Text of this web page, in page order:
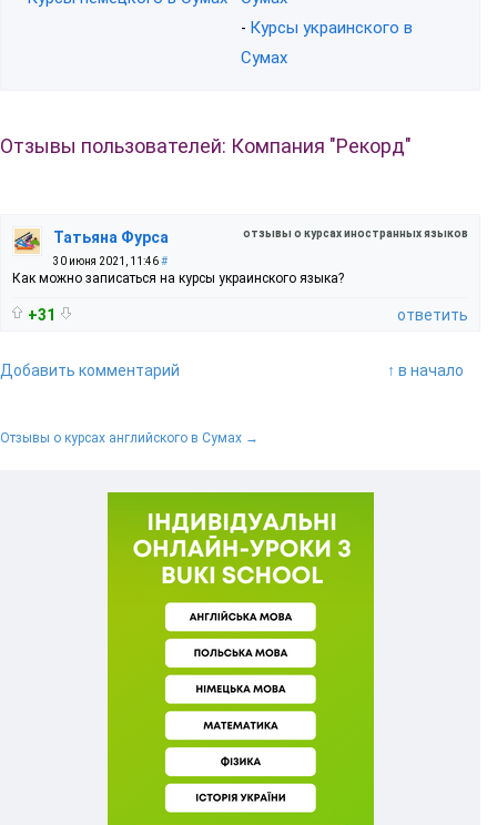
- Курсы украинского в
Сумах
Отзывы пользователей: Компания "Рекорд"
отзывы о курсах иностранных языков
Татьяна Фурса
30 июня 2021, 11:46#
Как можно записаться на курсы украинского языка?
+31 ответить
Добавить комментарий ↑ в начало
Отзывы о курсах английского в Сумах →